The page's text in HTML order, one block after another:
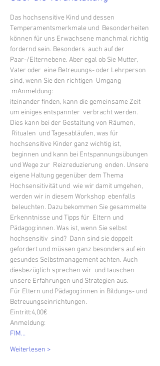
Das hochsensitive Kind und dessen
Temperamentsmerkmale und  Besonderheiten
können für uns Erwachsene manchmal richtig
fordernd sein. Besonders  auch auf der
Paar-/Elternebene. Aber egal ob Sie Mutter,
Vater oder  eine Betreuungs- oder Lehrperson
sind, wenn Sie den richtigen  Umgang
mAnmeldung:
iteinander finden, kann die gemeinsame Zeit
um einiges entspannter  verbracht werden.
Dies kann bei der Gestaltung von Räumen,
Ritualen  und Tagesabläufen, was für
hochsensitive Kinder ganz wichtig ist,
beginnen und kann bei Entspannungsübungen
und Wege zur  Reizreduzierung  enden. Unsere
eigene Haltung gegenüber dem Thema
Hochsensitivität und  wie wir damit umgehen,
werden wir in diesem Workshop  ebenfalls
beleuchten. Dazu bekommen Sie gesammelte
Erkenntnisse und Tipps für  Eltern und
Pädagog:innen. Was ist, wenn Sie selbst
hochsensitiv  sind?  Dann sind sie doppelt
gefordert und müssen ganz besonders auf ein
gesundes Selbstmanagement achten. Auch
diesbezüglich sprechen wir  und tauschen
unsere Erfahrungen und Strategien aus.
Für Eltern und Pädagog:innen in Bildungs- und
Betreuungseinrichtungen.
Eintritt:4,00€
Anmeldung:
FIM…
Weiterlesen >